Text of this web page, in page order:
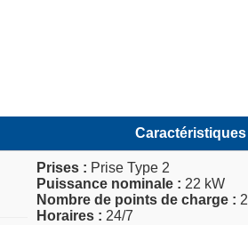
Caractéristiques
Prises : Prise Type 2
Puissance nominale : 22 kW
Nombre de points de charge : 2
Horaires : 24/7